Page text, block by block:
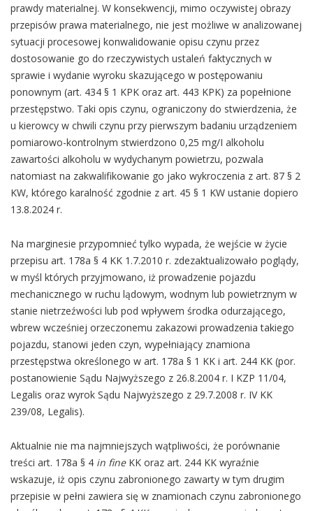
prawdy materialnej. W konsekwencji, mimo oczywistej obrazy
przepisów prawa materialnego, nie jest możliwe w analizowanej
sytuacji procesowej konwalidowanie opisu czynu przez
dostosowanie go do rzeczywistych ustaleń faktycznych w
sprawie i wydanie wyroku skazującego w postępowaniu
ponownym (art. 434 § 1 KPK oraz art. 443 KPK) za popełnione
przestępstwo. Taki opis czynu, ograniczony do stwierdzenia, że
u kierowcy w chwili czynu przy pierwszym badaniu urządzeniem
pomiarowo-kontrolnym stwierdzono 0,25 mg/I alkoholu
zawartości alkoholu w wydychanym powietrzu, pozwala
natomiast na zakwalifikowanie go jako wykroczenia z art. 87 § 2
KW, którego karalność zgodnie z art. 45 § 1 KW ustanie dopiero
13.8.2024 r.
Na marginesie przypomnieć tylko wypada, że wejście w życie
przepisu art. 178a § 4 KK 1.7.2010 r. zdezaktualizowało poglądy,
w myśl których przyjmowano, iż prowadzenie pojazdu
mechanicznego w ruchu lądowym, wodnym lub powietrznym w
stanie nietrzeźwości lub pod wpływem środka odurzającego,
wbrew wcześniej orzeczonemu zakazowi prowadzenia takiego
pojazdu, stanowi jeden czyn, wypełniający znamiona
przestępstwa określonego w art. 178a § 1 KK i art. 244 KK (por.
postanowienie Sądu Najwyższego z 26.8.2004 r. I KZP 11/04,
Legalis oraz wyrok Sądu Najwyższego z 29.7.2008 r. IV KK
239/08, Legalis).
Aktualnie nie ma najmniejszych wątpliwości, że porównanie
treści art. 178a § 4 in fineKK oraz art. 244 KK wyraźnie
wskazuje, iż opis czynu zabronionego zawarty w tym drugim
przepisie w pełni zawiera się w znamionach czynu zabronionego